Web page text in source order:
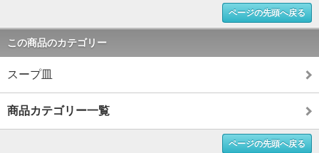
ページの先頭へ戻る
この商品のカテゴリー
スープ皿
商品カテゴリー一覧
ページの先頭へ戻る